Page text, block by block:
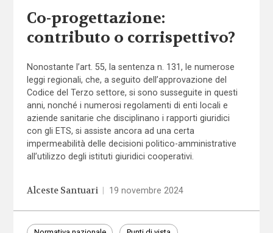
Co-progettazione:
contributo o corrispettivo?
Nonostante l’art. 55, la sentenza n. 131, le numerose
leggi regionali, che, a seguito dell’approvazione del
Codice del Terzo settore, si sono susseguite in questi
anni, nonché i numerosi regolamenti di enti locali e
aziende sanitarie che disciplinano i rapporti giuridici
con gli ETS, si assiste ancora ad una certa
impermeabilità delle decisioni politico-amministrative
all’utilizzo degli istituti giuridici cooperativi.
Alceste Santuari 19 novembre 2024